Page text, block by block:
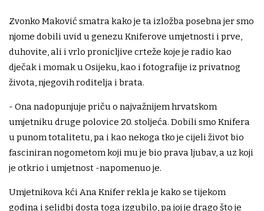
Zvonko Maković smatra kako je ta izložba posebna jer smo
njome dobili uvid u genezu Kniferove umjetnosti i prve,
duhovite, ali i vrlo pronicljive crteže koje je radio kao
dječak i momak u Osijeku, kao i fotografije iz privatnog
života, njegovih roditelja i brata.
- Ona nadopunjuje priču o najvažnijem hrvatskom
umjetniku druge polovice 20. stoljeća. Dobili smo Knifera
u punom totalitetu, pa i kao nekoga tko je cijeli život bio
fasciniran nogometom koji mu je bio prava ljubav, a uz koji
je otkrio i umjetnost -napomenuo je.
Umjetnikova kći Ana Knifer rekla je kako se tijekom
godina i selidbi dosta toga izgubilo, pa joj je drago što je